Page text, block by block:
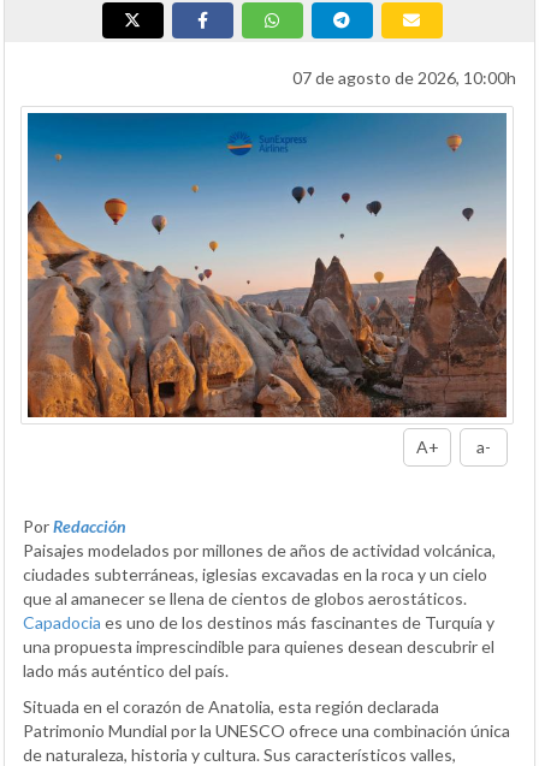
07 de agosto de 2026, 10:00h
A+ a-
PorRedacción
Paisajes modelados por millones de años de actividad volcánica,
ciudades subterráneas, iglesias excavadas en la roca y un cielo
que al amanecer se llena de cientos de globos aerostáticos.
Capadocia es uno de los destinos más fascinantes de Turquía y
una propuesta imprescindible para quienes desean descubrir el
lado más auténtico del país.
Situada en el corazón de Anatolia, esta región declarada
Patrimonio Mundial por la UNESCO ofrece una combinación única
de naturaleza, historia y cultura. Sus característicos valles,